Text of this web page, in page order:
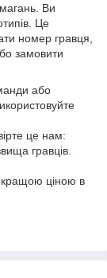
Ви
Це
номер гравця,
замовити
або
це нам:
гравців.
ціною в